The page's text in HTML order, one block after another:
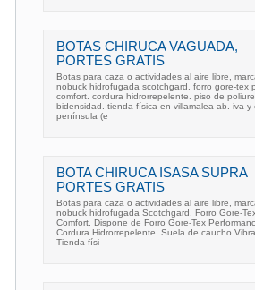
BOTAS CHIRUCA VAGUADA,
PORTES GRATIS
Botas para caza o actividades al aire libre,
nobuck hidrofugada scotchgard. forro gore-tex
comfort. cordura hidrorrepelente. piso de
bidensidad. tienda física en villamalea ab. iva y
península (e
BOTA CHIRUCA ISASA SUPRA
PORTES GRATIS
Botas para caza o actividades al aire libre,
nobuck hidrofugada Scotchgard. Forro Gore-
Comfort. Dispone de Forro Gore-Tex
Cordura Hidrorrepelente. Suela de caucho
Tienda físi